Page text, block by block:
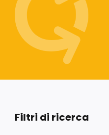
News
Orientamento
Servizi al lavoro
Richiedi informazioni
Filtri di ricerca